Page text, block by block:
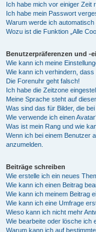
Ich habe mich vor einiger Zeit
Ich habe mein Passwort
Warum werde ich automatisch
Wozu ist die Funktion „Alle
Benutzerpräferenzen und -
Wie kann ich meine
Wie kann ich verhindern,
Die Forenuhr geht falsch!
Ich habe die Zeitzone
Meine Sprache steht auf
Was sind das für Bilder, die
Wie verwende ich einen
Was ist mein Rang und wie
Wenn ich bei einem Benutzer
anzumelden.
Beiträge schreiben
Wie erstelle ich ein neues
Wie kann ich einen Beitrag
Wie kann ich meinem Beitrag
Wie kann ich eine Umfrage
Wieso kann ich nicht mehr
Wie bearbeite oder lösche ich
Warum kann ich auf